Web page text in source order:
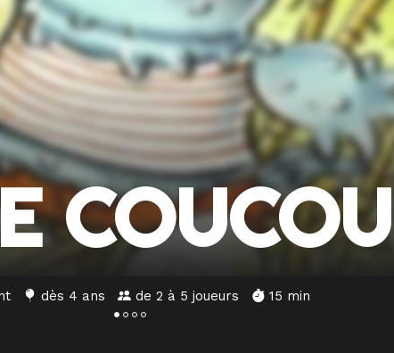
COUCOU
dès 4 ans de 2 à 5 joueurs 15 min